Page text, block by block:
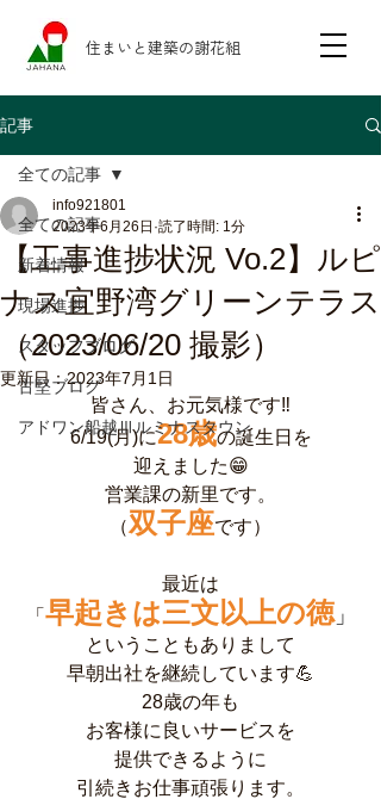
住まいと建築の謝花組
記事
全ての記事
新着情報
現場進捗
スタッフブログ
古堅ブログ
アドワン船越Ⅲルミナスタウン
全ての記事
【工事進捗状況 Vo.2】ルピ
ナス宜野湾グリーンテラス
（2023/06/20 撮影）
info921801
2023年6月26日 読了時間: 1分
更新日：2023年7月1日
皆さん、お元気様です‼️
6/19(月)に28歳の誕生日を
迎えました😁
営業課の新里です。
（双子座です）
最近は
「 早起きは三文以上の徳」
ということもありまして
早朝出社を継続しています💪
28歳の年も
お客様に良いサービスを
提供できるように
引続きお仕事頑張ります。